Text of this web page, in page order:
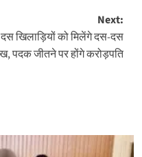
Next:
खिलाड़ियों को मिलेंगे दस-दस
पदक जीतने पर होंगे करोड़पति